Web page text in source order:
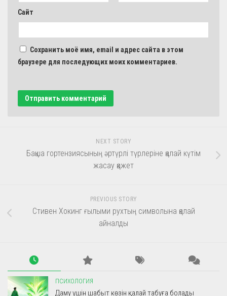
Сайт
Сохранить моё имя, email и адрес сайта в этом
браузере для последующих моих комментариев.
NEXT STORY
Бақша гортензиясының әртүрлі түрлеріне қалай күтім
жасау қажет
PREVIOUS STORY
Стивен Хокинг ғылыми рухтың символына қалай
айналды
ПСИХОЛОГИЯ
Даму үшін шабыт көзін қалай табуға болады